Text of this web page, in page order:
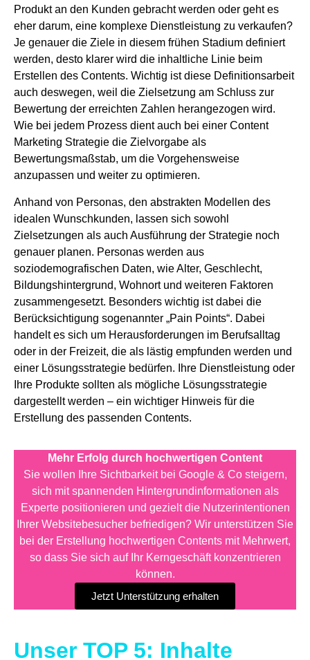
Produkt an den Kunden gebracht werden oder geht es
eher darum, eine komplexe Dienstleistung zu verkaufen?
Je genauer die Ziele in diesem frühen Stadium definiert
werden, desto klarer wird die inhaltliche Linie beim
Erstellen des Contents. Wichtig ist diese Definitionsarbeit
auch deswegen, weil die Zielsetzung am Schluss zur
Bewertung der erreichten Zahlen herangezogen wird.
Wie bei jedem Prozess dient auch bei einer Content
Marketing Strategie die Zielvorgabe als
Bewertungsmaßstab, um die Vorgehensweise
anzupassen und weiter zu optimieren.
Anhand von Personas, den abstrakten Modellen des
idealen Wunschkunden, lassen sich sowohl
Zielsetzungen als auch Ausführung der Strategie noch
genauer planen. Personas werden aus
soziodemografischen Daten, wie Alter, Geschlecht,
Bildungshintergrund, Wohnort und weiteren Faktoren
zusammengesetzt. Besonders wichtig ist dabei die
Berücksichtigung sogenannter „Pain Points“. Dabei
handelt es sich um Herausforderungen im Berufsalltag
oder in der Freizeit, die als lästig empfunden werden und
einer Lösungsstrategie bedürfen. Ihre Dienstleistung oder
Ihre Produkte sollten als mögliche Lösungsstrategie
dargestellt werden – ein wichtiger Hinweis für die
Erstellung des passenden Contents.
Mehr Erfolg durch hochwertigen Content
Sie wollen Ihre Sichtbarkeit bei Google & Co steigern,
sich mit spannenden Hintergrundinformationen als
Experte positionieren und gezielt die Nutzerintentionen
Ihrer Websitebesucher befriedigen? Wir unterstützen Sie
bei der Erstellung hochwertigen Contents mit Mehrwert,
so dass Sie sich auf Ihr Kerngeschäft konzentrieren
können.
Jetzt Unterstützung erhalten
Unser TOP 5: Inhalte